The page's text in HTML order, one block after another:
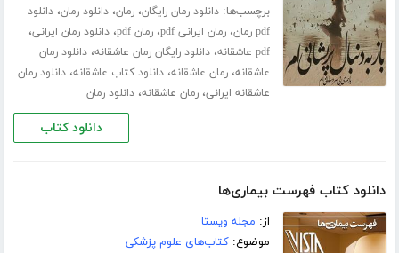
برچسب‌ها:دانلود رمان رایگان،رمان،دانلود رمان،دانلود
pdf رمان
،رمان ایرانی pdf ،رمان pdf ،دانلود رمان ایرانی،
pdf عاشقانه ،دانلود رایگان رمان عاشقانه،دانلود رمان
عاشقانه،رمان عاشقانه،دانلود کتاب عاشقانه،دانلود رمان
عاشقانه ایرانی،رمان عاشقانه،دانلود رمان
دانلود کتاب
دانلود کتاب فهرست بیماری‌ها
از: مجله ویستا
موضوع:کتاب‌های علوم پزشکی